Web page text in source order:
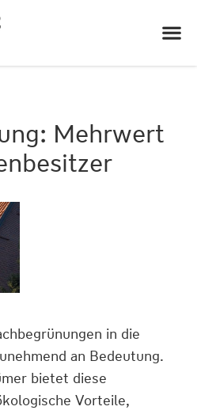
Mehrwert
in die
an Bedeutung.
bietet diese
Vorteile,